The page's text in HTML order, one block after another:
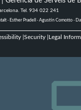
Tel. 934 022 241
· Esther Pradell · Agustín Comotto ·
| Security| Legal